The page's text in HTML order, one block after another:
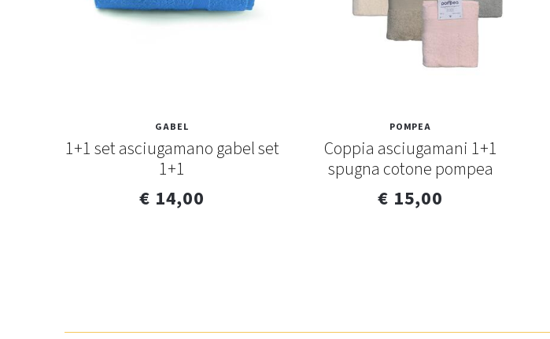
GABEL
1+1 set asciugamano gabel set
1+1
€ 14,00
POMPEA
Coppia asciugamani 1+1
spugna cotone pompea
€ 15,00